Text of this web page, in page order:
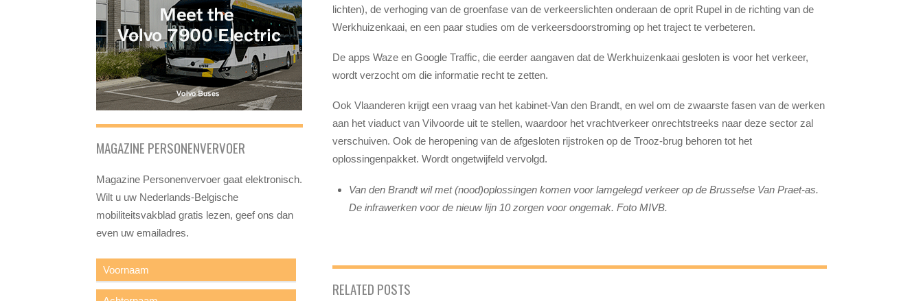
lichten), de verhoging van de groenfase van de verkeerslichten onderaan de oprit Rupel in de richting van de
Werkhuizenkaai, en een paar studies om de verkeersdoorstroming op het traject te verbeteren.
De apps Waze en Google Traffic, die eerder aangaven dat de Werkhuizenkaai gesloten is voor het verkeer,
wordt verzocht om die informatie recht te zetten.
Ook Vlaanderen krijgt een vraag van het kabinet-Van den Brandt, en wel om de zwaarste fasen van de werken
aan het viaduct van Vilvoorde uit te stellen, waardoor het vrachtverkeer onrechtstreeks naar deze sector zal
verschuiven. Ook de heropening van de afgesloten rijstroken op de Trooz-brug behoren tot het
oplossingenpakket. Wordt ongetwijfeld vervolgd.
Van den Brandt wil met (nood)oplossingen komen voor lamgelegd verkeer op de Brusselse Van Praet-as.
De infrawerken voor de nieuw lijn 10 zorgen voor ongemak. Foto MIVB.
RELATED POSTS
MAGAZINE PERSONENVERVOER
Magazine Personenvervoer gaat elektronisch.
Wilt u uw Nederlands-Belgische
mobiliteitsvakblad gratis lezen, geef ons dan
even uw emailadres.